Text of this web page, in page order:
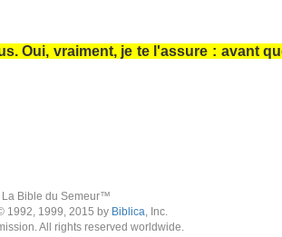
Oui, vraiment, je te l'assure : avant
La Bible du Semeur™
1992, 1999, 2015 by Biblica, Inc.
All rights reserved worldwide.